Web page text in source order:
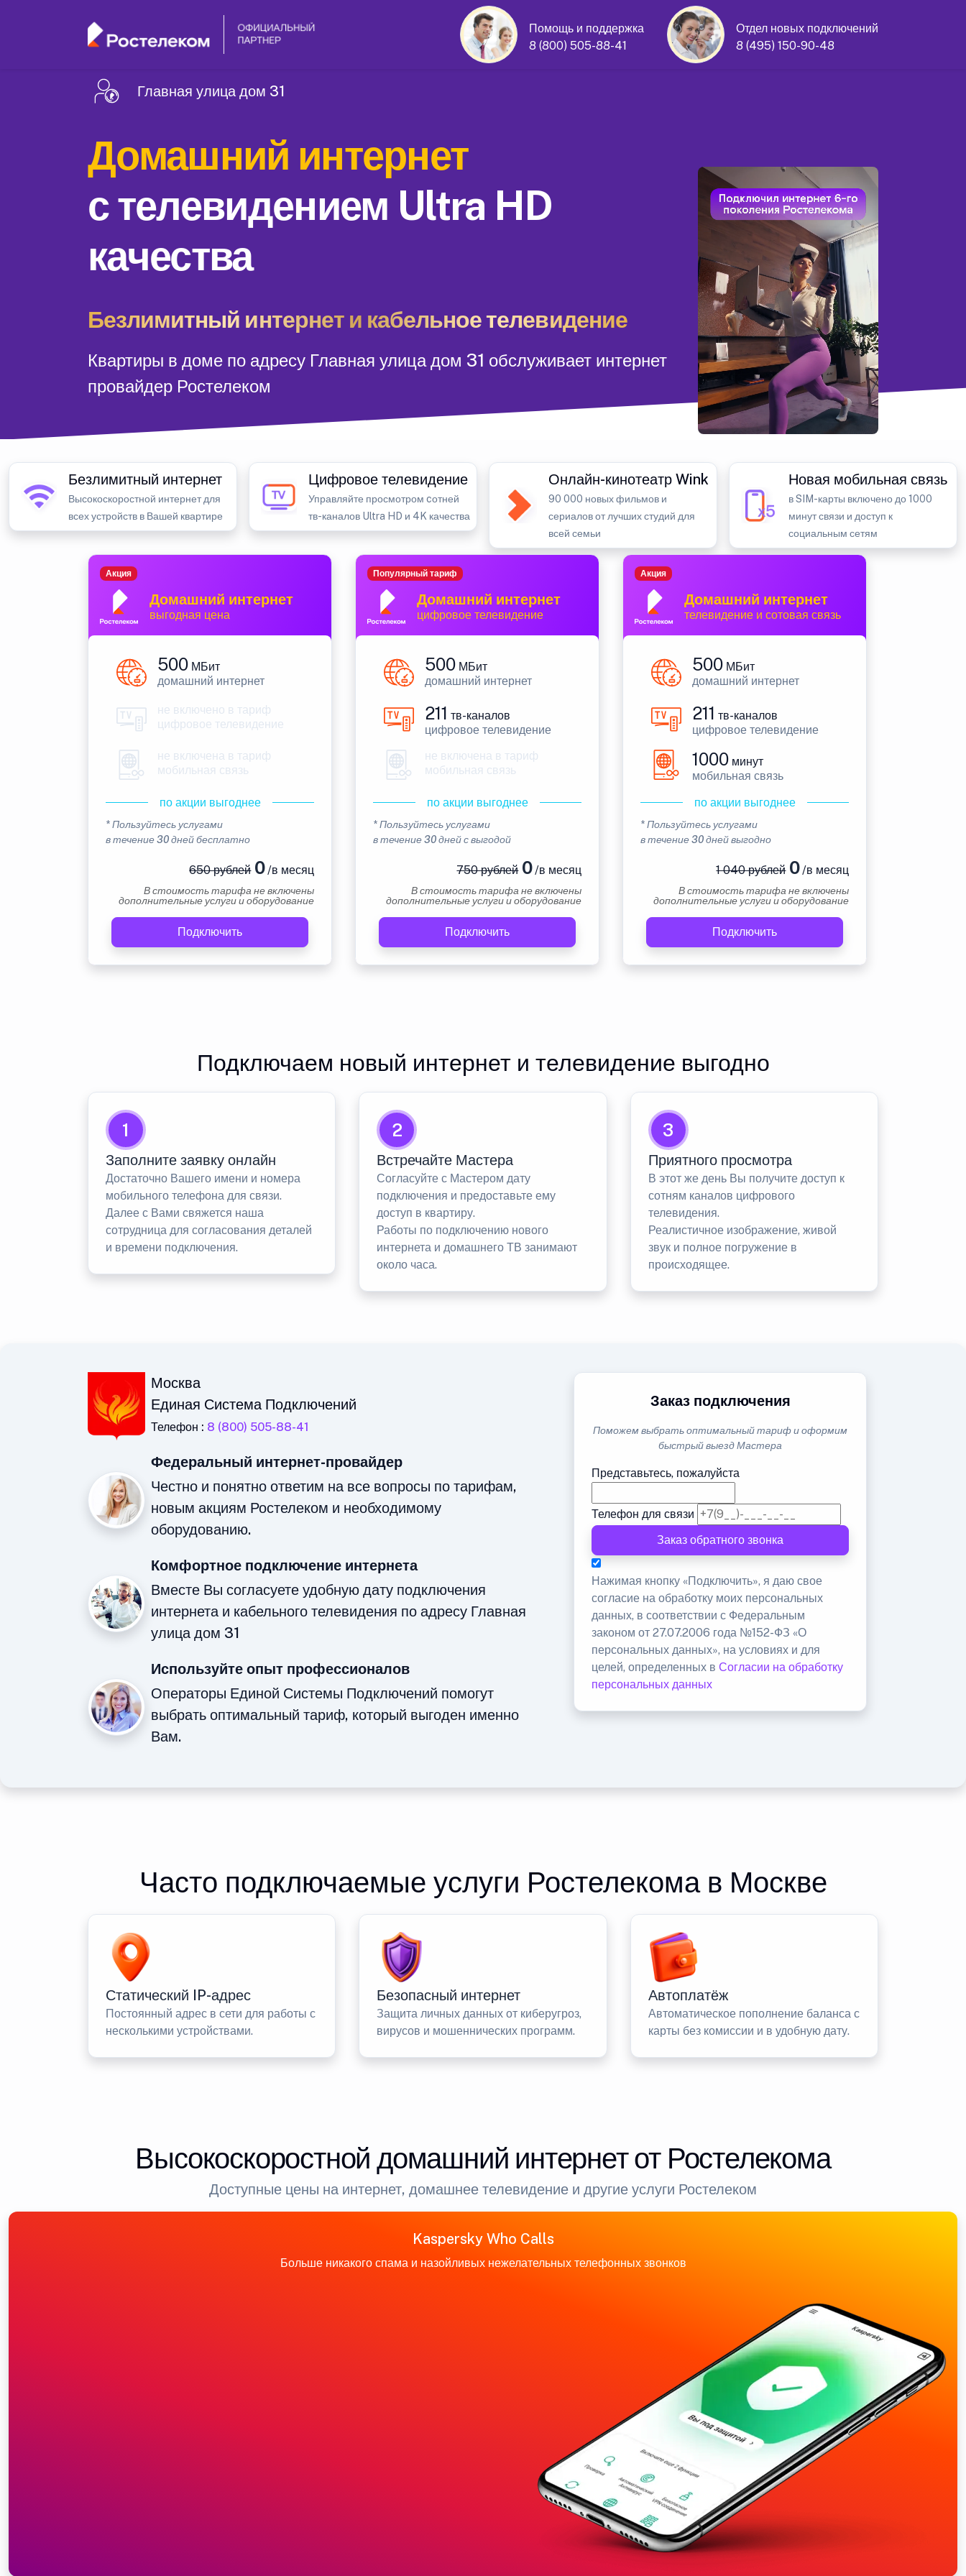
Помощь и поддержка
8 (800) 505-88-41
Отдел новых подключений
8 (495) 150-90-48
Главная улица дом 31
Домашний интернет
с телевидением Ultra HD
качества
Безлимитный интернет и кабельное телевидение
Квартиры в доме по адресу Главная улица дом 31 обслуживает интернет
провайдер Ростелеком
Безлимитный интернет
Высокоскоростной интернет для
всех устройств в Вашей квартире
Цифровое телевидение
Управляйте просмотром cотней
тв-каналов Ultra HD и 4K качества
Онлайн-кинотеатр Wink
90 000 новых фильмов и
сериалов от лучших студий для
всей семьи
Новая мобильная связь
в SIM-карты включено до 1000
минут связи и доступ к
социальным сетям
Домашний интернет
выгодная цена
Акция
500 МБит
домашний интернет
не включено в тариф
цифровое телевидение
не включена в тариф
мобильная связь
по акции выгоднее
* Пользуйтесь услугами
в течение 30 дней бесплатно
650 рублей0/в месяц
В стоимость тарифа не включены
дополнительные услуги и оборудование
Подключить
Домашний интернет
цифровое телевидение
Популярный тариф
500 МБит
домашний интернет
211 тв-каналов
цифровое телевидение
не включена в тариф
мобильная связь
по акции выгоднее
* Пользуйтесь услугами
в течение 30 дней с выгодой
750 рублей0/в месяц
В стоимость тарифа не включены
дополнительные услуги и оборудование
Подключить
Домашний интернет
телевидение и сотовая связь
Акция
500 МБит
домашний интернет
211 тв-каналов
цифровое телевидение
1000 минут
мобильная связь
по акции выгоднее
* Пользуйтесь услугами
в течение 30 дней выгодно
1 040 рублей0/в месяц
В стоимость тарифа не включены
дополнительные услуги и оборудование
Подключить
Подключаем новый интернет и телевидение выгодно
1
Заполните заявку онлайн
Достаточно Вашего имени и номера
мобильного телефона для связи.
Далее с Вами свяжется наша
сотрудница для согласования деталей
и времени подключения.
2
Встречайте Мастера
Согласуйте с Мастером дату
подключения и предоставьте ему
доступ в квартиру.
Работы по подключению нового
интернета и домашнего ТВ занимают
около часа.
3
Приятного просмотра
В этот же день Вы получите доступ к
сотням каналов цифрового
телевидения.
Реалистичное изображение, живой
звук и полное погружение в
происходящее.
Москва
Единая Система Подключений
Телефон : 8 (800) 505-88-41
Федеральный интернет-провайдер
Честно и понятно ответим на все вопросы по тарифам,
новым акциям Ростелеком и необходимому
оборудованию.
Комфортное подключение интернета
Вместе Вы согласуете удобную дату подключения
интернета и кабельного телевидения по адресу Главная
улица дом 31
Используйте опыт профессионалов
Операторы Единой Системы Подключений помогут
выбрать оптимальный тариф, который выгоден именно
Вам.
Заказ подключения
Поможем выбрать оптимальный тариф и оформим
быстрый выезд Мастера
Представьтесь, пожалуйста
Телефон для связи
Заказ обратного звонка
Нажимая кнопку «Подключить», я даю свое
согласие на обработку моих персональных
данных, в соответствии с Федеральным
законом от 27.07.2006 года №152-ФЗ «О
персональных данных», на условиях и для
целей, определенных вСогласии на обработку
персональных данных
Часто подключаемые услуги Ростелекома в Москве
Статический IP-адрес
Постоянный адрес в сети для работы с
несколькими устройствами.
Безопасный интернет
Защита личных данных от киберугроз,
вирусов и мошеннических программ.
Автоплатёж
Автоматическое пополнение баланса с
карты без комиссии и в удобную дату.
Высокоскоростной домашний интернет от Ростелекома
Доступные цены на интернет, домашнее телевидение и другие услуги Ростелеком
Kaspersky Who Calls
Больше никакого спама и назойливых нежелательных телефонных звонков